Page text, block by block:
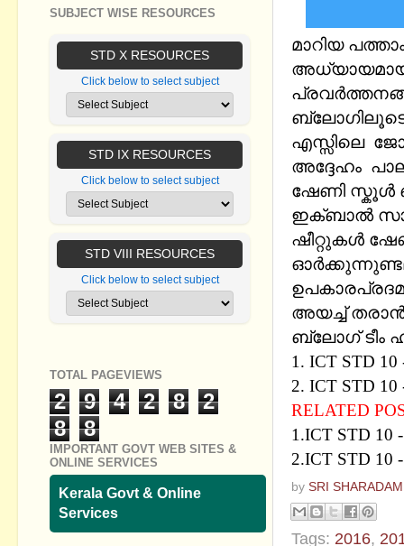
മാറിയ
ബ്ലോഗിലൂടെ
എസ്സിലെ
അദ്ദേഹം
ഷേണി സ്കൂള്‍
ഇക്‌ബാല്‍
ഷീറ്റുകള്‍
അയച്ച്
ബ്ലോഗ് ടീം
1. ICT STD 10
2. ICT STD 10
RELATED
1.ICT STD 10
2.ICT STD 10
by SRI
Tags: 2016,
SUBJECT WISE RESOURCES
STD X RESOURCES
Click below to select subject
STD IX RESOURCES
Click below to select subject
STD VIII RESOURCES
Click below to select subject
TOTAL PAGEVIEWS
2 9 4 2 8
2
8
8
IMPORTANT GOVT WEB SITES &
ONLINE SERVICES
Kerala Govt & Online
Services